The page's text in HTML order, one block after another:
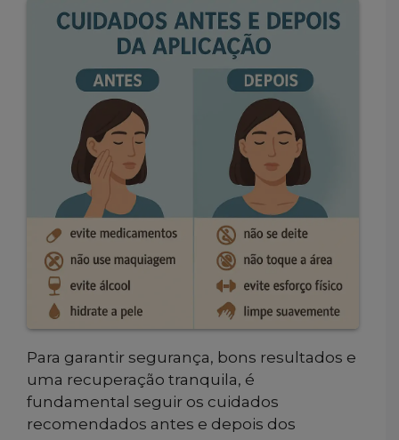
Para garantir segurança, bons resultados e
uma recuperação tranquila, é
fundamental seguir os cuidados
recomendados antes e depois dos